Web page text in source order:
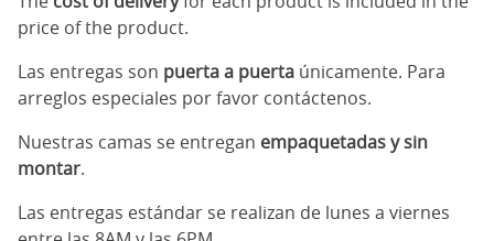
price of the product.
Las entregas son puerta a puerta únicamente. Para
arreglos especiales por favor contáctenos.
Nuestras camas se entregan empaquetadas y sin
montar.
Las entregas estándar se realizan de lunes a viernes